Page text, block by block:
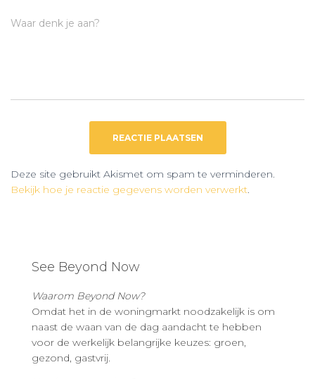
Waar denk je aan?
Deze site gebruikt Akismet om spam te verminderen.
Bekijk hoe je reactie gegevens worden verwerkt
See Beyond Now
Waarom Beyond Now?
Omdat het in de woningmarkt noodzakelijk is om
naast de waan van de dag aandacht te hebben
voor de werkelijk belangrijke keuzes: groen,
gezond, gastvrij.